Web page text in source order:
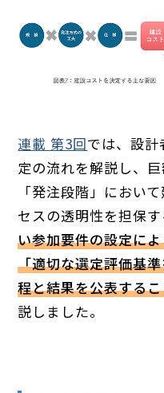
連載 第3回では、設
定の流れを解説し、
「発注段階」におい
セスの透明性を担保
い参加要件の設定に
「適切な選定評価基
程と結果を公表する
説しました。